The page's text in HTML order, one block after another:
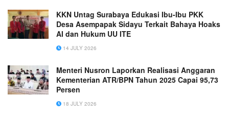
KKN Untag Surabaya Edukasi Ibu-Ibu PKK
Desa Asempapak Sidayu Terkait Bahaya Hoaks
AI dan Hukum UU ITE
14 JULY 2026
Menteri Nusron Laporkan Realisasi Anggaran
Kementerian ATR/BPN Tahun 2025 Capai 95,73
Persen
18 JULY 2026